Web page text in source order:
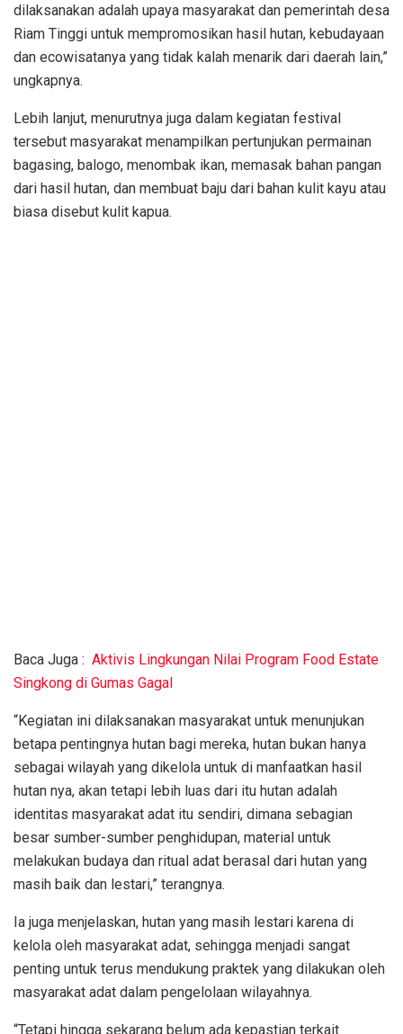
dilaksanakan adalah upaya masyarakat dan pemerintah desa
Riam Tinggi untuk mempromosikan hasil hutan, kebudayaan
dan ecowisatanya yang tidak kalah menarik dari daerah lain,”
ungkapnya.
Lebih lanjut, menurutnya juga dalam kegiatan festival
tersebut masyarakat menampilkan pertunjukan permainan
bagasing, balogo, menombak ikan, memasak bahan pangan
dari hasil hutan, dan membuat baju dari bahan kulit kayu atau
biasa disebut kulit kapua.
Baca Juga : Aktivis Lingkungan Nilai Program Food Estate
Singkong di Gumas Gagal
“Kegiatan ini dilaksanakan masyarakat untuk menunjukan
betapa pentingnya hutan bagi mereka, hutan bukan hanya
sebagai wilayah yang dikelola untuk di manfaatkan hasil
hutan nya, akan tetapi lebih luas dari itu hutan adalah
identitas masyarakat adat itu sendiri, dimana sebagian
besar sumber-sumber penghidupan, material untuk
melakukan budaya dan ritual adat berasal dari hutan yang
masih baik dan lestari,” terangnya.
Ia juga menjelaskan, hutan yang masih lestari karena di
kelola oleh masyarakat adat, sehingga menjadi sangat
penting untuk terus mendukung praktek yang dilakukan oleh
masyarakat adat dalam pengelolaan wilayahnya.
“Tetapi hingga sekarang belum ada kepastian terkait